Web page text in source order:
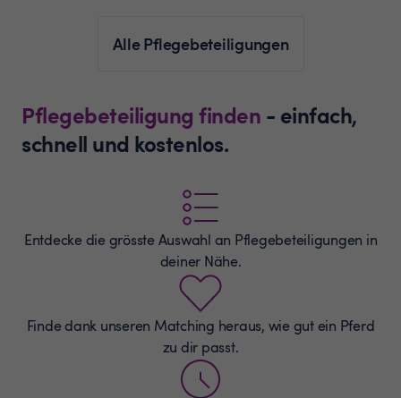
Alle Pflegebeteiligungen
Pflegebeteiligung finden - einfach,
schnell und kostenlos.
Entdecke die grösste Auswahl an Pflegebeteiligungen in
deiner Nähe.
Finde dank unseren Matching heraus, wie gut ein Pferd
zu dir passt.